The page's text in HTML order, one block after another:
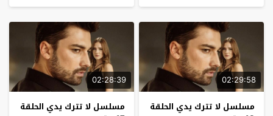
02:29:58
مسلسل لا تترك يدي الحلقة
02:28:39
مسلسل لا تترك يدي الحلقة